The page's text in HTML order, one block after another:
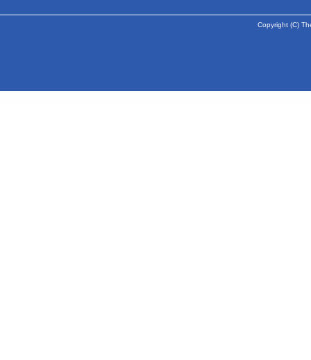
Copyright (C)